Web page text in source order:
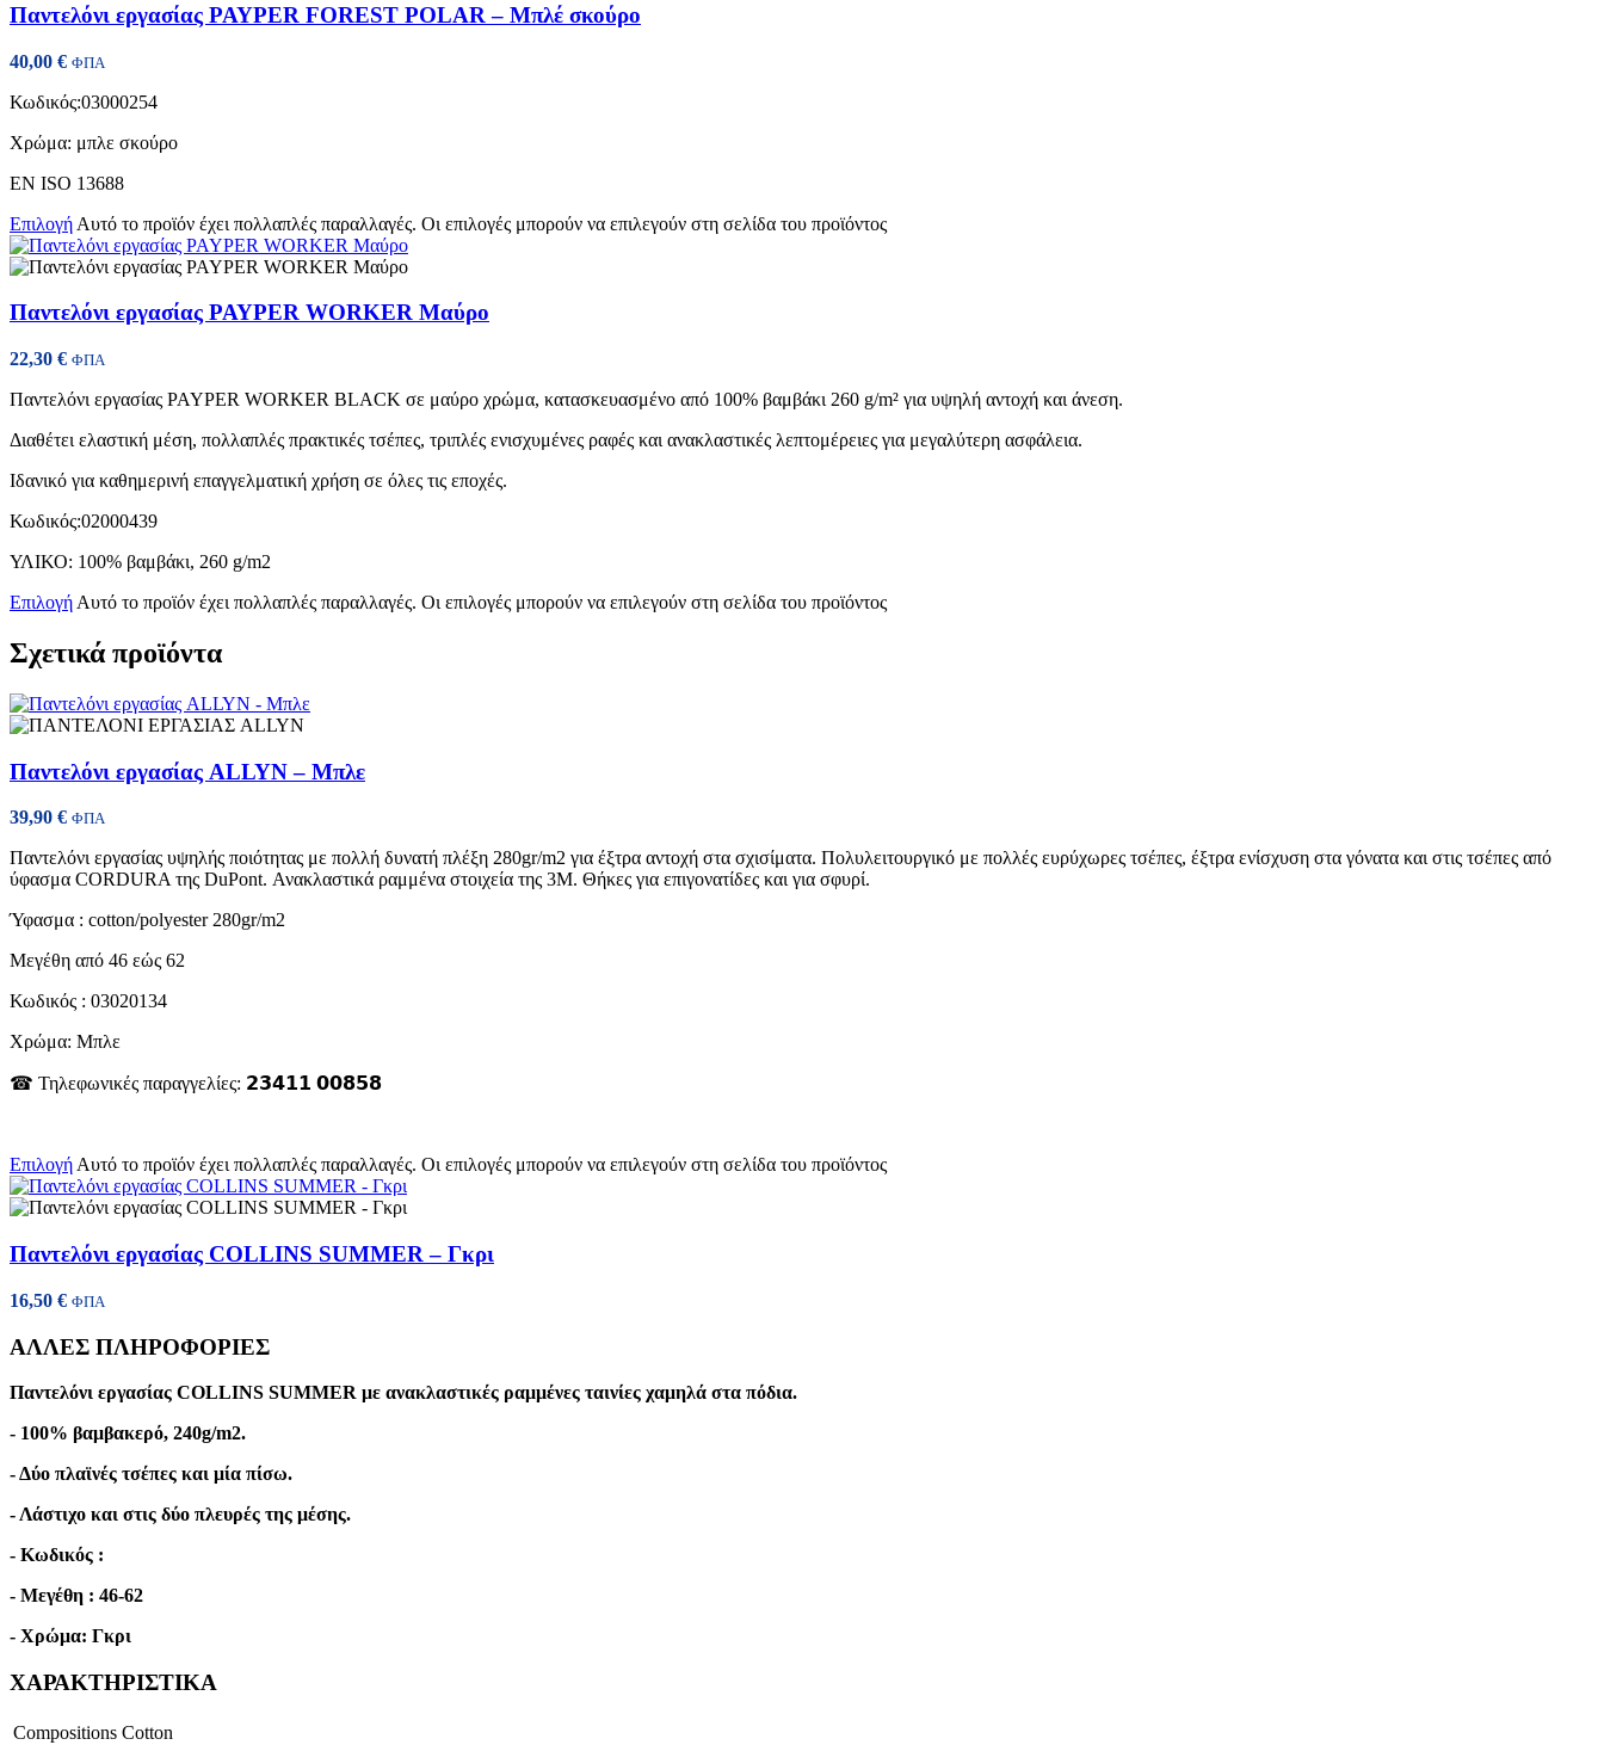
Παντελόνι εργασίας PAYPER FOREST POLAR – Μπλέ σκούρο
40,00 € ΦΠΑ
Κωδικός:03000254
Χρώμα: μπλε σκούρο
EN ISO 13688
Επιλογή Αυτό το προϊόν έχει πολλαπλές παραλλαγές. Οι επιλογές μπορούν να επιλεγούν στη σελίδα του προϊόντος
Παντελόνι εργασίας PAYPER WORKER Μαύρο
22,30 € ΦΠΑ
Παντελόνι εργασίας PAYPER WORKER BLACK σε μαύρο χρώμα, κατασκευασμένο από 100% βαμβάκι 260 g/m² για υψηλή αντοχή και άνεση.
Διαθέτει ελαστική μέση, πολλαπλές πρακτικές τσέπες, τριπλές ενισχυμένες ραφές και ανακλαστικές λεπτομέρειες για μεγαλύτερη ασφάλεια.
Ιδανικό για καθημερινή επαγγελματική χρήση σε όλες τις εποχές.
Κωδικός:02000439
ΥΛΙΚΟ: 100% βαμβάκι, 260 g/m2
Επιλογή Αυτό το προϊόν έχει πολλαπλές παραλλαγές. Οι επιλογές μπορούν να επιλεγούν στη σελίδα του προϊόντος
Σχετικά προϊόντα
Παντελόνι εργασίας ALLYN – Μπλε
39,90 € ΦΠΑ
Παντελόνι εργασίας υψηλής ποιότητας με πολλή δυνατή πλέξη 280gr/m2 για έξτρα αντοχή στα σχισίματα. Πολυλειτουργικό με πολλές ευρύχωρες τσέπες, έξτρα ενίσχυση στα γόνατα και στις τσέπες από
ύφασμα CORDURA της DuPont. Ανακλαστικά ραμμένα στοιχεία της 3Μ. Θήκες για επιγονατίδες και για σφυρί.
Ύφασμα : cotton/polyester 280gr/m2
Μεγέθη από 46 εώς 62
Κωδικός : 03020134
Χρώμα: Μπλε
☎ Τηλεφωνικές παραγγελίες: 𝟮𝟯𝟰𝟭𝟭 𝟬𝟬𝟴𝟱𝟴
Επιλογή Αυτό το προϊόν έχει πολλαπλές παραλλαγές. Οι επιλογές μπορούν να επιλεγούν στη σελίδα του προϊόντος
Παντελόνι εργασίας COLLINS SUMMER – Γκρι
16,50 € ΦΠΑ
ΑΛΛΕΣ ΠΛΗΡΟΦΟΡΙΕΣ
Παντελόνι εργασίας COLLINS SUMMER με ανακλαστικές ραμμένες ταινίες χαμηλά στα πόδια.
- 100% βαμβακερό, 240g/m2.
- Δύο πλαϊνές τσέπες και μία πίσω.
- Λάστιχο και στις δύο πλευρές της μέσης.
- Κωδικός :
- Μεγέθη : 46-62
- Χρώμα: Γκρι
ΧΑΡΑΚΤΗΡΙΣΤΙΚΑ
Compositions Cotton